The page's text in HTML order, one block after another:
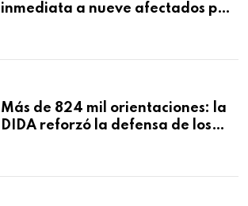
inmediata a nueve afectados por
Macorís
Más de 824 mil orientaciones: la
DIDA reforzó la defensa de los